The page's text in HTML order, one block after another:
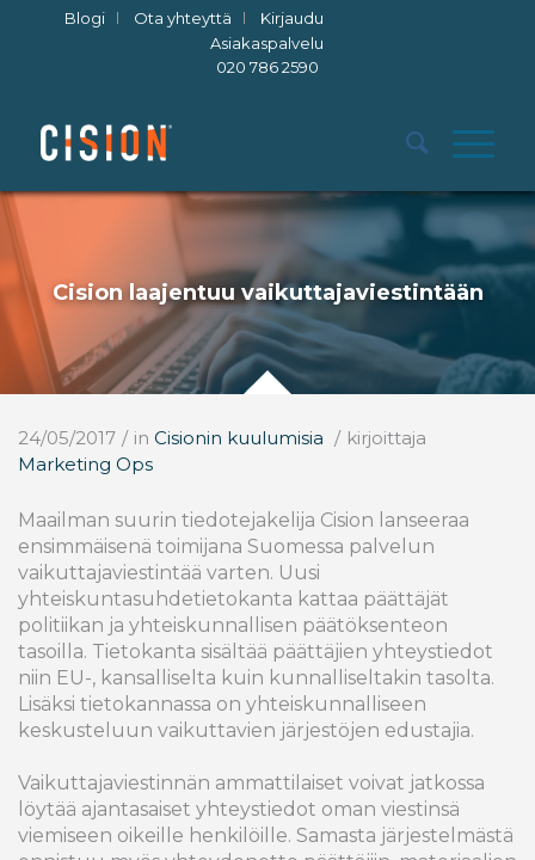
Blogi Ota yhteyttä
Kirjaudu
Asiakaspalvelu
020 786 2590
Cision laajentuu vaikuttajaviestintään
24/05/2017 / in Cisionin kuulumisia / kirjoittaja
Marketing Ops
Maailman suurin tiedotejakelija Cision lanseeraa
ensimmäisenä toimijana Suomessa palvelun
vaikuttajaviestintää varten. Uusi
yhteiskuntasuhdetietokanta kattaa päättäjät
politiikan ja yhteiskunnallisen päätöksenteon
tasoilla. Tietokanta sisältää päättäjien yhteystiedot
niin EU-, kansalliselta kuin kunnalliseltakin tasolta.
Lisäksi tietokannassa on yhteiskunnalliseen
keskusteluun vaikuttavien järjestöjen edustajia.
Vaikuttajaviestinnän ammattilaiset voivat jatkossa
löytää ajantasaiset yhteystiedot oman viestinsä
viemiseen oikeille henkilöille. Samasta järjestelmästä